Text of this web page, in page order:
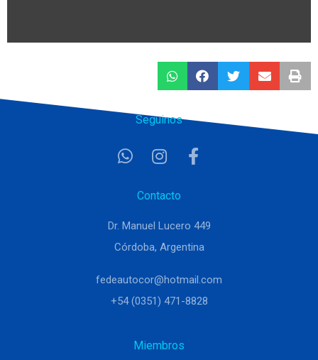
Seguinos
Contacto
Dr. Manuel Lucero 449
Córdoba, Argentina
fedeautocor@hotmail.com
+54 (0351) 471-8828
Miembros